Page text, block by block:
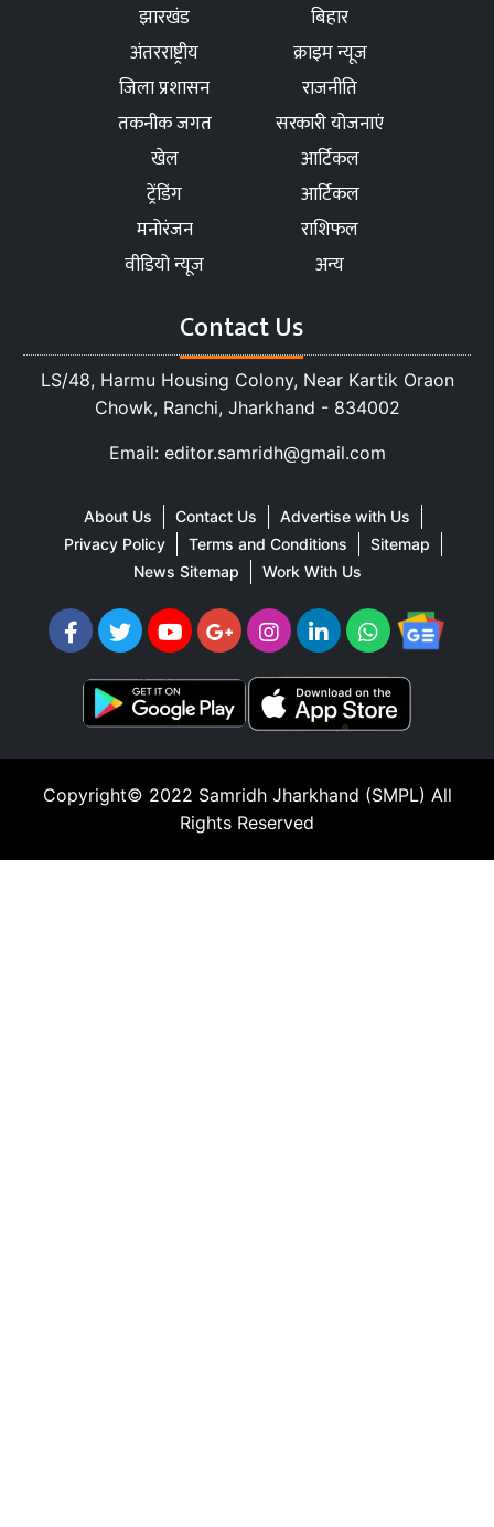
झारखंड
बिहार
अंतरराष्ट्रीय
क्राइम न्यूज
जिला प्रशासन
राजनीति
तकनीक जगत
सरकारी योजनाएं
खेल
आर्टिकल
ट्रेंडिंग
आर्टिकल
मनोरंजन
राशिफल
वीडियो न्यूज
अन्य
Contact Us
LS/48, Harmu Housing Colony, Near Kartik Oraon
Chowk, Ranchi, Jharkhand - 834002
Email: editor.samridh@gmail.com
About Us Contact Us
Advertise with Us
Privacy Policy
Terms and Conditions
Sitemap
News Sitemap
Work With Us
Copyright© 2022 Samridh Jharkhand (SMPL) All
Rights Reserved